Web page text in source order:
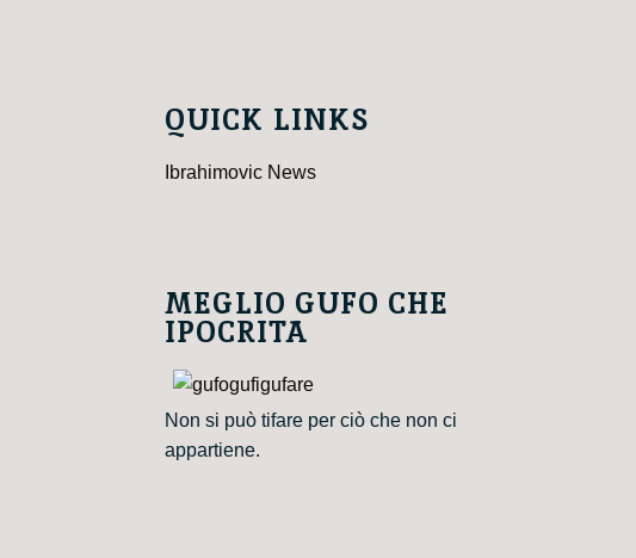
QUICK LINKS
Ibrahimovic News
MEGLIO GUFO CHE
IPOCRITA
Non si può tifare per ciò che non ci
appartiene.